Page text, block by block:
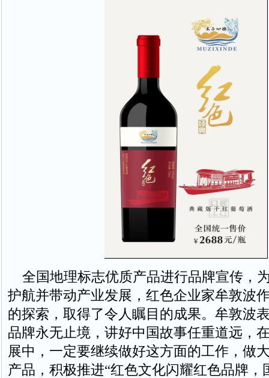
全国地理标志优质产品进行品牌宣传，
护航并带动产业发展，红色企业家牟敦波
的探索，取得了令人瞩目的成果。牟敦波
品牌永无止境，讲好中国故事任重道远，
展中，一定要继续做好这方面的工作，做
产品，积极推进“红色文化闪耀红色品牌，